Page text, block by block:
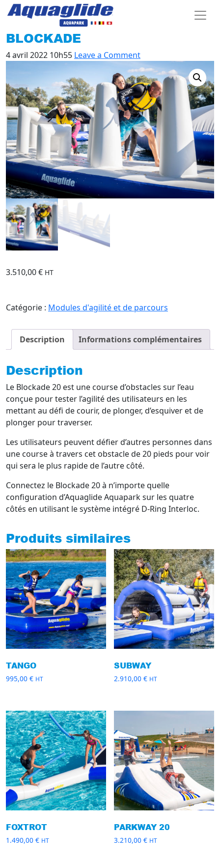
BLOCKADE
4 avril 2022 10h55 Leave a Comment
3.510,00€ HT
Catégorie : Modules d'agilité et de parcours
Description Informations complémentaires
Description
Le Blockade 20 est une course d’obstacles sur l’eau
conçue pour tester l’agilité des utilisateurs en les
mettant au défi de courir, de plonger, d’esquiver et de
plonger pour traverser.
Les utilisateurs peuvent défier d’autres personnes dans
une course à travers cet obstacle de 20 pieds pour voir
qui sera le plus rapide de l’autre côté.
Connectez le Blockade 20 à n’importe quelle
configuration d’Aquaglide Aquapark sur les quatre
côtés en utilisant le système intégré D-Ring Interloc.
Produits similaires
TANGO
995,00 € HT
SUBWAY
2.910,00€ HT
FOXTROT
1.490,00 € HT
PARKWAY 20
3.210,00€ HT